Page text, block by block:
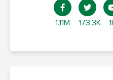
1.11M 173,3K